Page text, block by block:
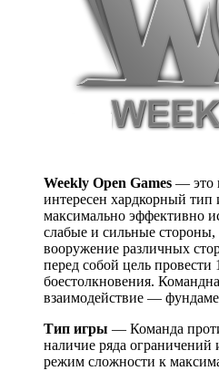
Weekly Open Games — это
интересен хардкорный
максимально эффективно
слабые и сильные стороны,
вооружение различных
перед собой цель провести
боестолкновения.
взаимодействие —
Тип игры — Команда
наличие ряда
режим сложности к